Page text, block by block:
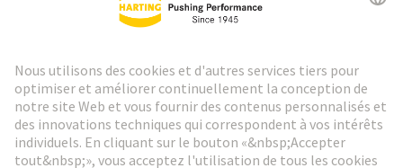
Aller à l'inscription